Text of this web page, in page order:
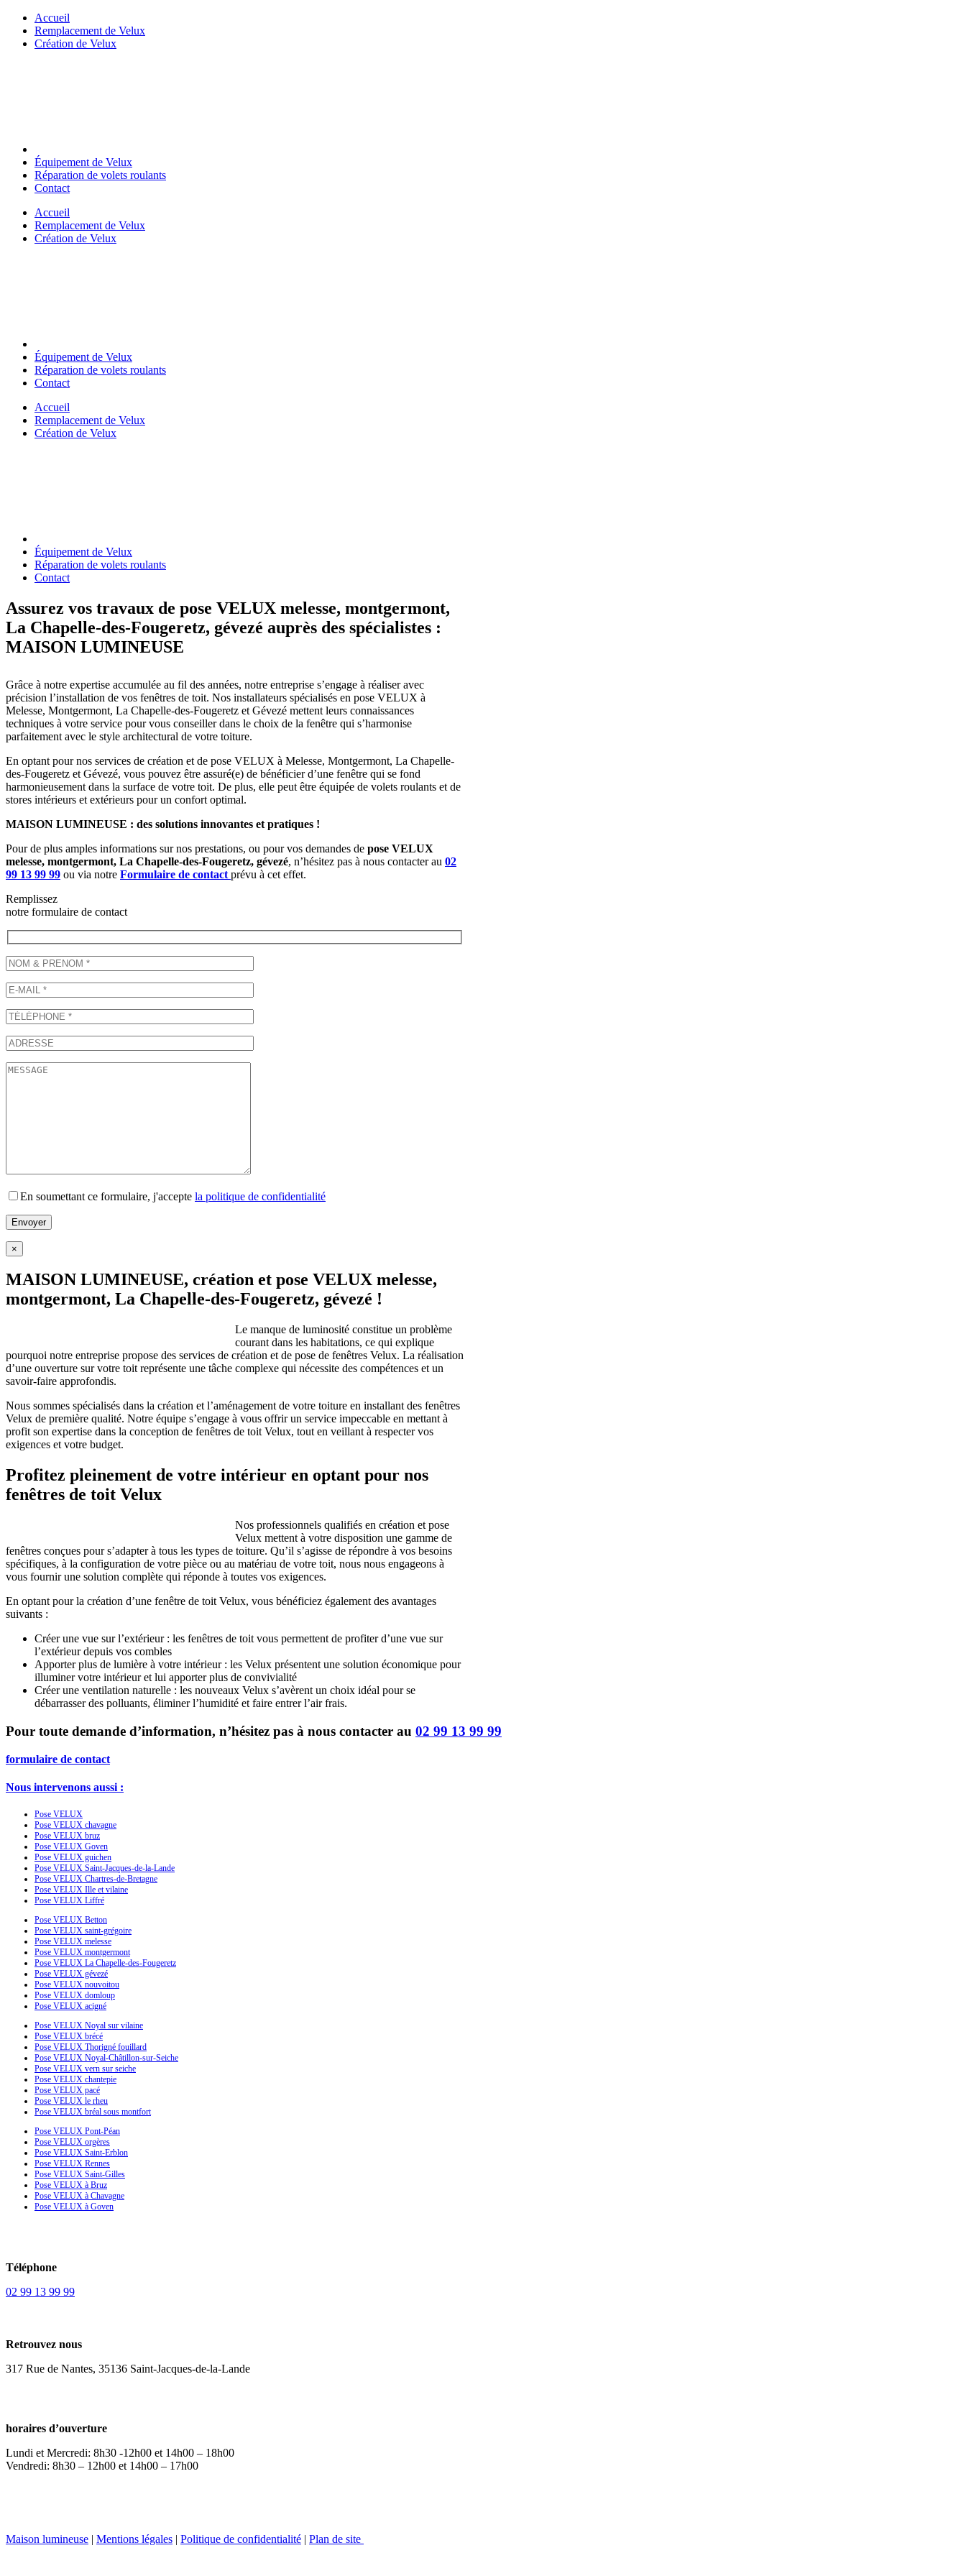
Skip
content
Accueil
Remplacement de Velux
Création de Velux
Équipement de Velux
Réparation de volets roulants
Contact
Accueil
Remplacement de Velux
Création de Velux
Équipement de Velux
Réparation de volets roulants
Contact
Accueil
Remplacement de Velux
Création de Velux
Équipement de Velux
Réparation de volets roulants
Contact
Assurez vos travaux de pose VELUX melesse, montgermont,
La Chapelle-des-Fougeretz, gévezé auprès des spécialistes :
MAISON LUMINEUSE
Grâce à notre expertise accumulée au fil des années, notre entreprise s’engage à réaliser avec
précision l’installation de vos fenêtres de toit. Nos installateurs spécialisés en pose VELUX à
Melesse, Montgermont, La Chapelle-des-Fougeretz et Gévezé mettent leurs connaissances
techniques à votre service pour vous conseiller dans le choix de la fenêtre qui s’harmonise
parfaitement avec le style architectural de votre toiture.
En optant pour nos services de création et de pose VELUX à Melesse, Montgermont, La Chapelle-
des-Fougeretz et Gévezé, vous pouvez être assuré(e) de bénéficier d’une fenêtre qui se fond
harmonieusement dans la surface de votre toit. De plus, elle peut être équipée de volets roulants et de
stores intérieurs et extérieurs pour un confort optimal.
MAISON LUMINEUSE : des solutions innovantes et pratiques !
Pour de plus amples informations sur nos prestations, ou pour vos demandes de pose VELUX
melesse, montgermont, La Chapelle-des-Fougeretz, gévezé, n’hésitez pas à nous contacter au 02
99 13 99 99 ou via notre Formulaire de contact prévu à cet effet.
Remplissez
notre formulaire de contact
En soumettant ce formulaire, j'accepte la politique de confidentialité
×
MAISON LUMINEUSE, création et pose VELUX melesse,
montgermont, La Chapelle-des-Fougeretz, gévezé !
Le manque de luminosité constitue un problème
courant dans les habitations, ce qui explique
pourquoi notre entreprise propose des services de création et de pose de fenêtres Velux. La réalisation
d’une ouverture sur votre toit représente une tâche complexe qui nécessite des compétences et un
savoir-faire approfondis.
Nous sommes spécialisés dans la création et l’aménagement de votre toiture en installant des fenêtres
Velux de première qualité. Notre équipe s’engage à vous offrir un service impeccable en mettant à
profit son expertise dans la conception de fenêtres de toit Velux, tout en veillant à respecter vos
exigences et votre budget.
Profitez pleinement de votre intérieur en optant pour nos
fenêtres de toit Velux
Nos professionnels qualifiés en création et pose
Velux mettent à votre disposition une gamme de
fenêtres conçues pour s’adapter à tous les types de toiture. Qu’il s’agisse de répondre à vos besoins
spécifiques, à la configuration de votre pièce ou au matériau de votre toit, nous nous engageons à
vous fournir une solution complète qui réponde à toutes vos exigences.
En optant pour la création d’une fenêtre de toit Velux, vous bénéficiez également des avantages
suivants :
Créer une vue sur l’extérieur : les fenêtres de toit vous permettent de profiter d’une vue sur
l’extérieur depuis vos combles
Apporter plus de lumière à votre intérieur : les Velux présentent une solution économique pour
illuminer votre intérieur et lui apporter plus de convivialité
Créer une ventilation naturelle : les nouveaux Velux s’avèrent un choix idéal pour se
débarrasser des polluants, éliminer l’humidité et faire entrer l’air frais.
Pour toute demande d’information, n’hésitez pas à nous contacter au 02 99 13 99 99
formulaire de contact
Nous intervenons aussi :
Pose VELUX
Pose VELUX chavagne
Pose VELUX bruz
Pose VELUX Goven
Pose VELUX guichen
Pose VELUX Saint-Jacques-de-la-Lande
Pose VELUX Chartres-de-Bretagne
Pose VELUX Ille et vilaine
Pose VELUX Liffré
Pose VELUX Betton
Pose VELUX saint-grégoire
Pose VELUX melesse
Pose VELUX montgermont
Pose VELUX La Chapelle-des-Fougeretz
Pose VELUX gévezé
Pose VELUX nouvoitou
Pose VELUX domloup
Pose VELUX acigné
Pose VELUX Noyal sur vilaine
Pose VELUX brécé
Pose VELUX Thorigné fouillard
Pose VELUX Noyal-Châtillon-sur-Seiche
Pose VELUX vern sur seiche
Pose VELUX chantepie
Pose VELUX pacé
Pose VELUX le rheu
Pose VELUX bréal sous montfort
Pose VELUX Pont-Péan
Pose VELUX orgères
Pose VELUX Saint-Erblon
Pose VELUX Rennes
Pose VELUX Saint-Gilles
Pose VELUX à Bruz
Pose VELUX à Chavagne
Pose VELUX à Goven
Téléphone
02 99 13 99 99
Retrouvez nous
317 Rue de Nantes, 35136 Saint-Jacques-de-la-Lande
horaires d’ouverture
Lundi et Mercredi: 8h30 -12h00 et 14h00 – 18h00
Vendredi: 8h30 – 12h00 et 14h00 – 17h00
Maison lumineuse | Mentions légales | Politique de confidentialité | Plan de site